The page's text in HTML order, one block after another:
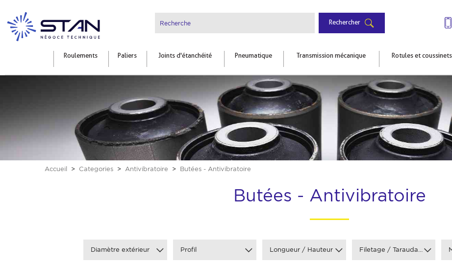
Rechercher
Roulements Paliers Joints d'étanchéité Pneumatique Transmission mécanique Rotules et coussinets
Accueil Categories Antivibratoire Butées - Antivibratoire
Butées - Antivibratoire
Diamètre extérieur Profil Longueur / Hauteur Filetage / Taraudage